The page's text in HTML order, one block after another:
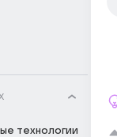
технологии